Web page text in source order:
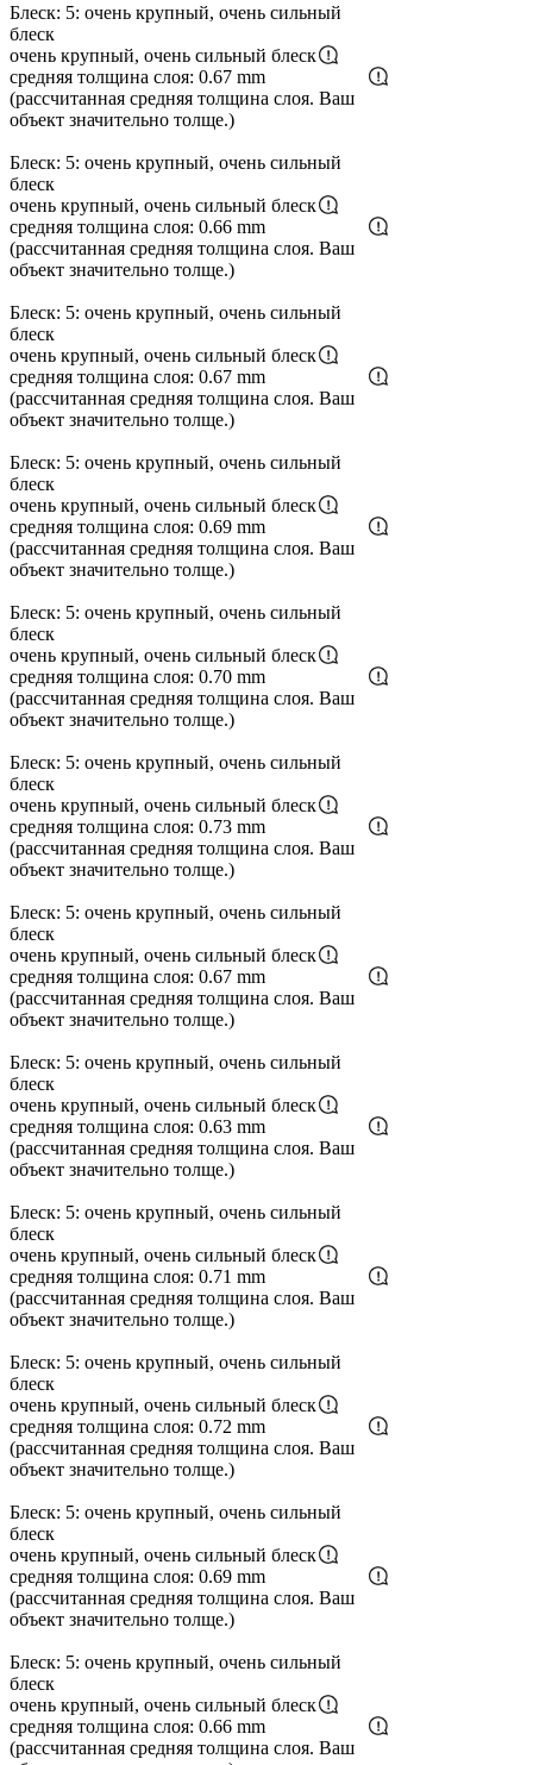
Блеск: 5: очень крупный, очень сильный
блеск
очень крупный, очень сильный блеск
средняя толщина слоя: 0.67 mm
(рассчитанная средняя толщина слоя. Ваш
объект значительно толще.)
Блеск: 5: очень крупный, очень сильный
блеск
очень крупный, очень сильный блеск
средняя толщина слоя: 0.66 mm
(рассчитанная средняя толщина слоя. Ваш
объект значительно толще.)
Блеск: 5: очень крупный, очень сильный
блеск
очень крупный, очень сильный блеск
средняя толщина слоя: 0.67 mm
(рассчитанная средняя толщина слоя. Ваш
объект значительно толще.)
Блеск: 5: очень крупный, очень сильный
блеск
очень крупный, очень сильный блеск
средняя толщина слоя: 0.69 mm
(рассчитанная средняя толщина слоя. Ваш
объект значительно толще.)
Блеск: 5: очень крупный, очень сильный
блеск
очень крупный, очень сильный блеск
средняя толщина слоя: 0.70 mm
(рассчитанная средняя толщина слоя. Ваш
объект значительно толще.)
Блеск: 5: очень крупный, очень сильный
блеск
очень крупный, очень сильный блеск
средняя толщина слоя: 0.73 mm
(рассчитанная средняя толщина слоя. Ваш
объект значительно толще.)
Блеск: 5: очень крупный, очень сильный
блеск
очень крупный, очень сильный блеск
средняя толщина слоя: 0.67 mm
(рассчитанная средняя толщина слоя. Ваш
объект значительно толще.)
Блеск: 5: очень крупный, очень сильный
блеск
очень крупный, очень сильный блеск
средняя толщина слоя: 0.63 mm
(рассчитанная средняя толщина слоя. Ваш
объект значительно толще.)
Блеск: 5: очень крупный, очень сильный
блеск
очень крупный, очень сильный блеск
средняя толщина слоя: 0.71 mm
(рассчитанная средняя толщина слоя. Ваш
объект значительно толще.)
Блеск: 5: очень крупный, очень сильный
блеск
очень крупный, очень сильный блеск
средняя толщина слоя: 0.72 mm
(рассчитанная средняя толщина слоя. Ваш
объект значительно толще.)
Блеск: 5: очень крупный, очень сильный
блеск
очень крупный, очень сильный блеск
средняя толщина слоя: 0.69 mm
(рассчитанная средняя толщина слоя. Ваш
объект значительно толще.)
Блеск: 5: очень крупный, очень сильный
блеск
очень крупный, очень сильный блеск
средняя толщина слоя: 0.66 mm
(рассчитанная средняя толщина слоя. Ваш